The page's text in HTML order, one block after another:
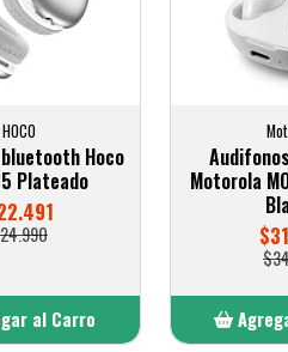
HOCO
Hoco
Plateado
al Carro
Motorola